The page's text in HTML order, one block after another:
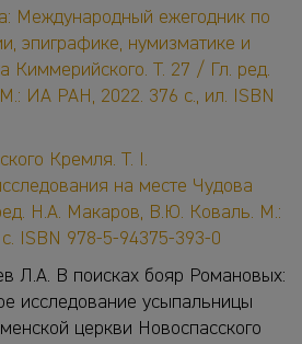
Международный ежегодник по
эпиграфике, нумизматике и
Киммерийского. Т. 27 / Гл. ред.
ИА РАН, 2022. 376 с., ил. ISBN
Кремля. Т. I.
на месте Чудова
Н.А. Макаров, В.Ю. Коваль. М.:
ISBN 978-5-94375-393-0
Л.А. В поисках бояр Романовых:
исследование усыпальницы
церкви Новоспасского